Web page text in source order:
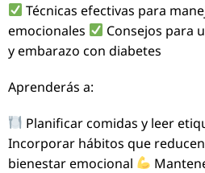
Técnicas efectivas para
emocionales
Consejos para
y embarazo con diabetes
Aprenderás a:
Planificar comidas y leer
Incorporar hábitos que
bienestar emocional